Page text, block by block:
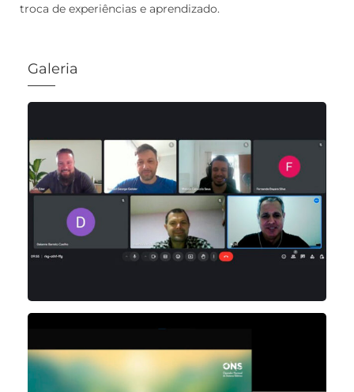
troca de experiências e aprendizado.
Galeria